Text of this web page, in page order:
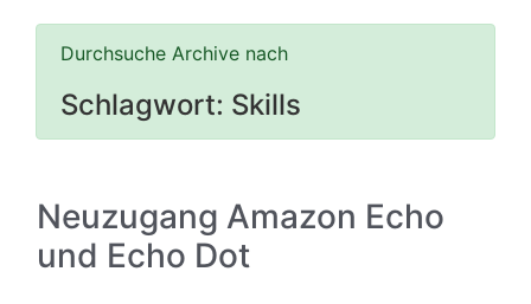
Durchsuche Archive nach
Schlagwort: Skills
Neuzugang Amazon Echo
und Echo Dot